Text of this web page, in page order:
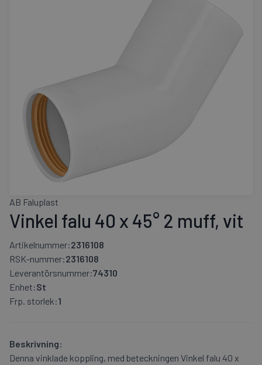
AB Faluplast
Vinkel falu 40 x 45° 2 muff, vit
Artikelnummer:2316108
RSK-nummer:2316108
Leverantörsnummer:74310
Enhet:St
Frp. storlek:1
Beskrivning:
Denna vinklade koppling, med beteckningen Vinkel falu 40 x